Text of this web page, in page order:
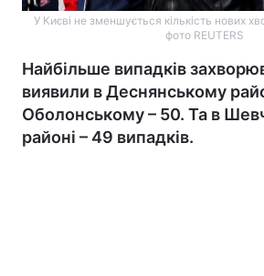
У Києві не зменшується кількість нових
фото REUTERS
Найбільше випадків
виявили в Деснянському
Оболонському – 50. Та в
районі – 49 випадків.